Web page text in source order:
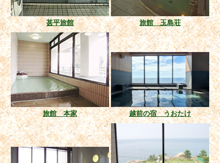
甚平旅館 旅館 玉島荘
旅館 本家 越前の宿 うおたけ